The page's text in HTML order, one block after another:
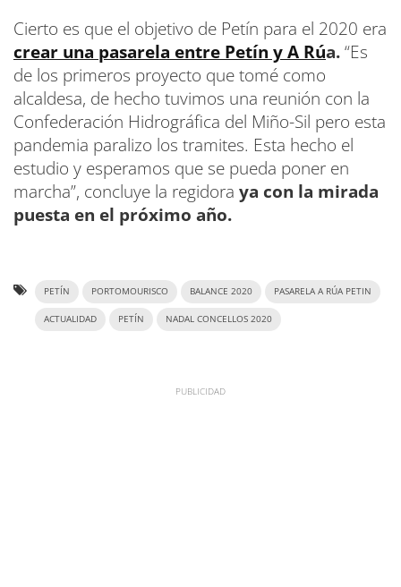
Cierto es que el objetivo de Petín para el 2020 era
crear una pasarela entre Petín y A Rúa.“Es
de los primeros proyecto que tomé como
alcaldesa, de hecho tuvimos una reunión con la
Confederación Hidrográfica del Miño-Sil pero esta
pandemia paralizo los tramites. Esta hecho el
estudio y esperamos que se pueda poner en
marcha”, concluye la regidora ya con la mirada
puesta en el próximo año.
PETÍN PORTOMOURISCO BALANCE 2020 PASARELA A RÚA PETIN
ACTUALIDAD PETÍN NADAL CONCELLOS 2020